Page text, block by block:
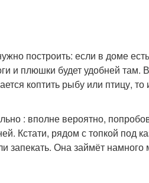
построить: если в доме
и плюшки будет удобней там.
коптить рыбу или птицу, то
: вполне вероятно,
Кстати, рядом с топкой под
запекать. Она займёт